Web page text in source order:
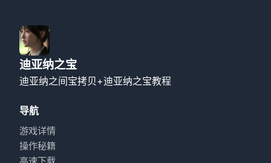
迪亚纳之宝
迪亚纳之间宝拷贝+迪亚纳之宝教程
导航
游戏详情
操作秘籍